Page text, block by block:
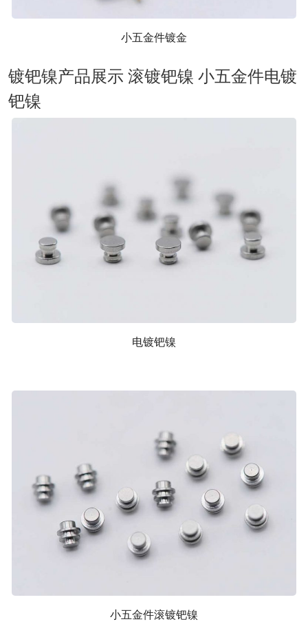
小五金件镀金
镀钯镍产品展示 滚镀钯镍 小五金件电镀
钯镍
电镀钯镍
小五金件滚镀钯镍